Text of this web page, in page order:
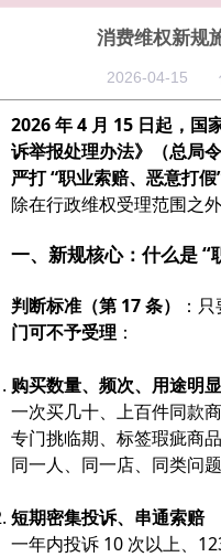
消费维权新规
2026-04-15
2026 年 4 月 15 日起，国
诉举报处理办法》（总局
严打 “职业索赔、恶意打假
除在行政维权受理范围之外
一、新规核心：什么是 “
判断标准（第 17 条） ：
门可不予受理 ：
购买数量、频次、用途明
一次买几十、上百件同款
专门挑临期、标签瑕疵商品
同一人、同一店、同类问题
短期密集投诉、串通索赔
一年内投诉 10 次以上、